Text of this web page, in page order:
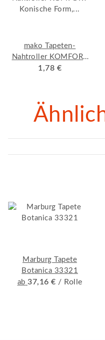
mako Tapeten-
Nahtroller KOMFORT
Konische Form,
1,78 €
Marburg Tapete
Botanica 33321
ab 37,16 € / Rolle